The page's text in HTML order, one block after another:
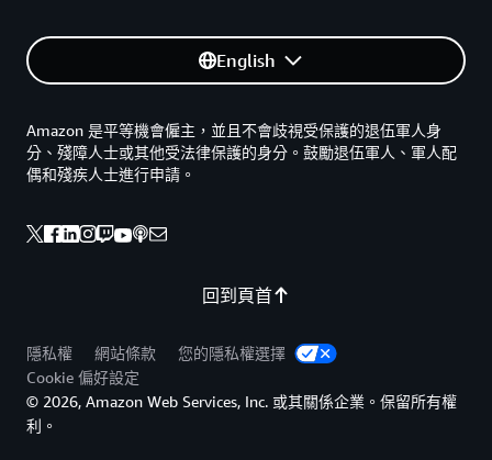
English
回到頁首
Amazon 是平等機會僱主，並且不會歧視受保護的退伍軍人身
分、殘障人士或其他受法律保護的身分。鼓勵退伍軍人、軍人配
偶和殘疾人士進行申請。
隱私權 網站條款
您的隱私權選擇
Cookie 偏好設定
© 2026, Amazon Web Services, Inc. 或其關係企業。保留所有權
利。